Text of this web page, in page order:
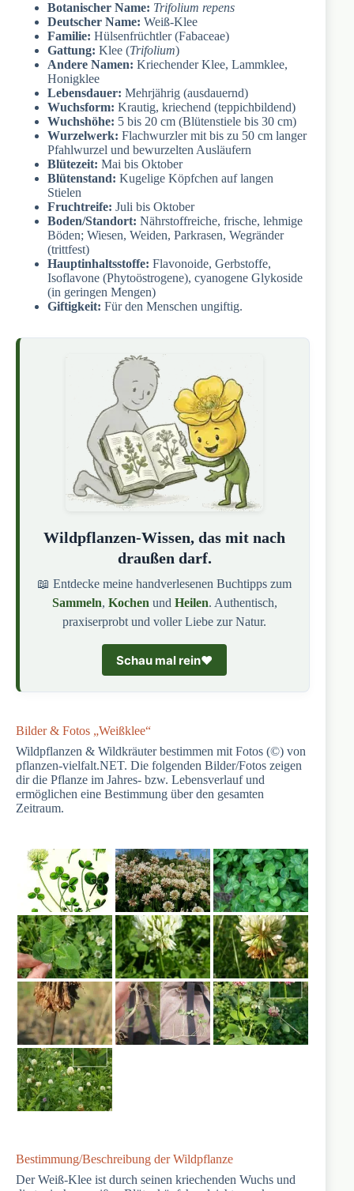
Botanischer Name: Trifolium repens
Deutscher Name: Weiß-Klee
Familie: Hülsenfrüchtler (Fabaceae)
Gattung: Klee (Trifolium)
Andere Namen: Kriechender Klee, Lammklee,
Honigklee
Lebensdauer: Mehrjährig (ausdauernd)
Wuchsform: Krautig, kriechend (teppichbildend)
Wuchshöhe: 5 bis 20 cm (Blütenstiele bis 30 cm)
Wurzelwerk: Flachwurzler mit bis zu 50 cm langer
Pfahlwurzel und bewurzelten Ausläufern
Blütezeit: Mai bis Oktober
Blütenstand: Kugelige Köpfchen auf langen
Stielen
Fruchtreife: Juli bis Oktober
Boden/Standort: Nährstoffreiche, frische, lehmige
Böden; Wiesen, Weiden, Parkrasen, Wegränder
(trittfest)
Hauptinhaltsstoffe: Flavonoide, Gerbstoffe,
Isoflavone (Phytoöstrogene), cyanogene Glykoside
(in geringen Mengen)
Giftigkeit: Für den Menschen ungiftig.
Wildpflanzen-Wissen, das mit nach
draußen darf.
📖 Entdecke meine handverlesenen Buchtipps zum
Sammeln, Kochen und Heilen. Authentisch,
praxiserprobt und voller Liebe zur Natur.
Schau mal rein❤️
Bilder & Fotos „Weißklee“
Wildpflanzen & Wildkräuter bestimmen mit Fotos (©) von
pflanzen-vielfalt.NET. Die folgenden Bilder/Fotos zeigen
dir die Pflanze im Jahres- bzw. Lebensverlauf und
ermöglichen eine Bestimmung über den gesamten
Zeitraum.
Bestimmung/Beschreibung der Wildpflanze
Der Weiß-Klee ist durch seinen kriechenden Wuchs und